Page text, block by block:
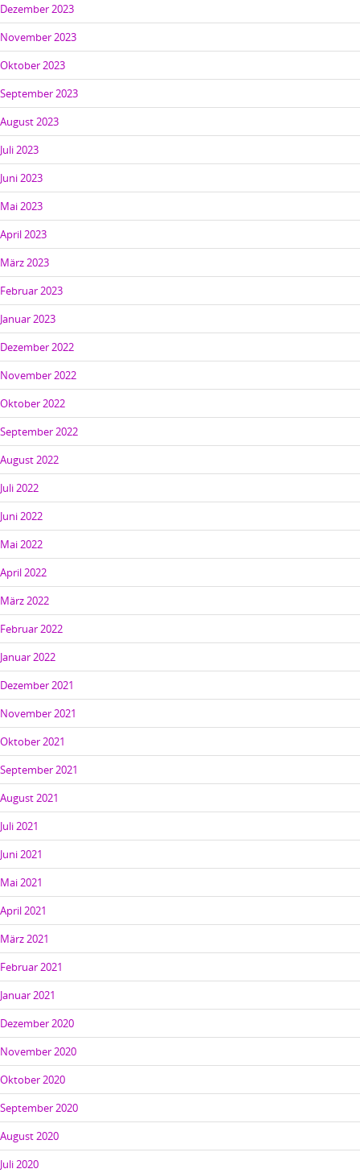
Dezember 2023
November 2023
Oktober 2023
September 2023
August 2023
Juli 2023
Juni 2023
Mai 2023
April 2023
März 2023
Februar 2023
Januar 2023
Dezember 2022
November 2022
Oktober 2022
September 2022
August 2022
Juli 2022
Juni 2022
Mai 2022
April 2022
März 2022
Februar 2022
Januar 2022
Dezember 2021
November 2021
Oktober 2021
September 2021
August 2021
Juli 2021
Juni 2021
Mai 2021
April 2021
März 2021
Februar 2021
Januar 2021
Dezember 2020
November 2020
Oktober 2020
September 2020
August 2020
Juli 2020